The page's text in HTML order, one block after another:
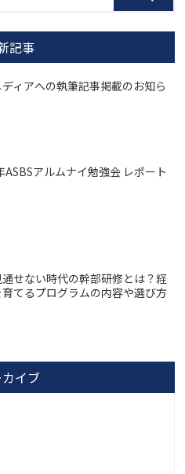
記事
ィアへの執筆記事掲載のお知ら
ASBSアルムナイ勉強会 レポート
せない時代の幹部研修とは？経
てるプログラムの内容や選び方
イブ